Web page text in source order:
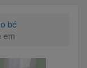
bé
em